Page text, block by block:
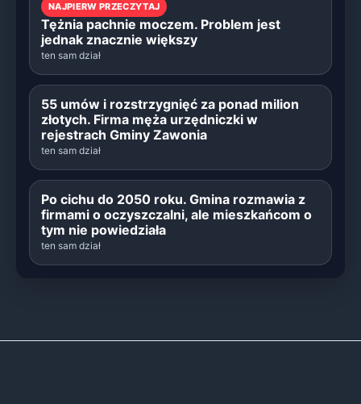
NAJPIERW PRZECZYTAJ
Tężnia pachnie moczem. Problem jest
jednak znacznie większy
ten sam dział
55 umów i rozstrzygnięć za ponad milion
złotych. Firma męża urzędniczki w
rejestrach Gminy Zawonia
ten sam dział
Po cichu do 2050 roku. Gmina rozmawia z
firmami o oczyszczalni, ale mieszkańcom o
tym nie powiedziała
ten sam dział